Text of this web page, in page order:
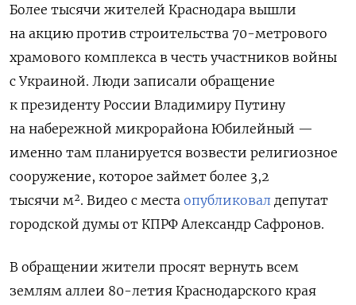
Более тысячи жителей Краснодара вышли
на акцию против строительства 70-метрового
храмового комплекса в честь участников войны
с Украиной. Люди записали обращение
к президенту России Владимиру Путину
на набережной микрорайона Юбилейный —
именно там планируется возвести религиозное
сооружение, которое займет более 3,2
тысячи м². Видео с места опубликовал депутат
городской думы от КПРФ Александр Сафронов.
В обращении жители просят вернуть всем
землям аллеи 80-летия Краснодарского края